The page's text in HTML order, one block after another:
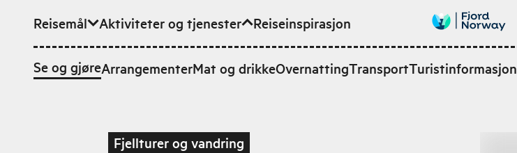
Hopp til hovedinnhold
Reisemål Aktiviteter og tjenester
Se og gjøreArrangementerMat og drikkeOvernattingTransportTuristinformasjon
Reiseinspirasjon
Fjellturer og vandring